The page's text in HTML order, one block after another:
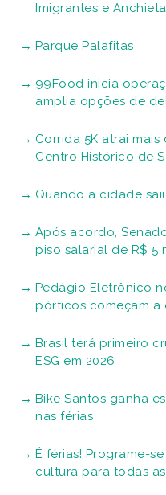
Imigrantes e
Parque Palafitas
99Food inicia
amplia opções de
Corrida 5K atrai
Centro Histórico de
Quando a cidade
Após acordo,
piso salarial de R$ 5
Pedágio Eletrônico
pórticos começam a
Brasil terá primeiro
ESG em 2026
Bike Santos ganha
nas férias
É férias! Programe-
cultura para todas